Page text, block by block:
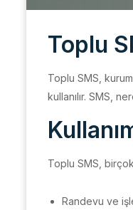
Toplu
Toplu SMS,
kullanılır. SMS,
Toplu SMS,
Randevu ve